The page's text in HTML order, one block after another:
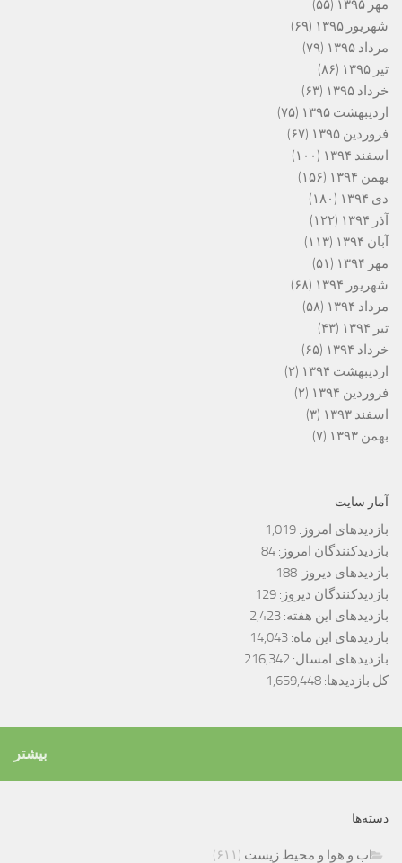
مهر ۱۳۹۵
(۵۵)
شهریور ۱۳۹۵
(۶۹)
مرداد ۱۳۹۵
(۷۹)
تیر ۱۳۹۵
(۸۶)
خرداد ۱۳۹۵
(۶۳)
اردیبهشت ۱۳۹۵
(۷۵)
فروردین ۱۳۹۵
(۶۷)
اسفند ۱۳۹۴
(۱۰۰)
بهمن ۱۳۹۴
(۱۵۶)
دی ۱۳۹۴
(۱۸۰)
آذر ۱۳۹۴
(۱۲۲)
آبان ۱۳۹۴
(۱۱۳)
مهر ۱۳۹۴
(۵۱)
شهریور ۱۳۹۴
(۶۸)
مرداد ۱۳۹۴
(۵۸)
تیر ۱۳۹۴
(۴۳)
خرداد ۱۳۹۴
(۶۵)
اردیبهشت ۱۳۹۴
(۲)
فروردین ۱۳۹۴
(۲)
اسفند ۱۳۹۳
(۳)
بهمن ۱۳۹۳
(۷)
آمار سایت
بازدیدهای امروز: 1,019
بازدیدکنندگان امروز: 84
بازدیدهای دیروز: 188
بازدیدکنندگان دیروز: 129
بازدیدهای این هفته: 2,423
بازدیدهای این ماه: 14,043
بازدیدهای امسال: 216,342
کل بازدیدها: 1,659,448
بیشتر
دسته‌ها
اب و هوا و محیط زیست (۶۱۱)